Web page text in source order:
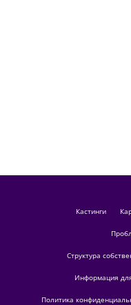
кастинги
Структура
Информация
Политика